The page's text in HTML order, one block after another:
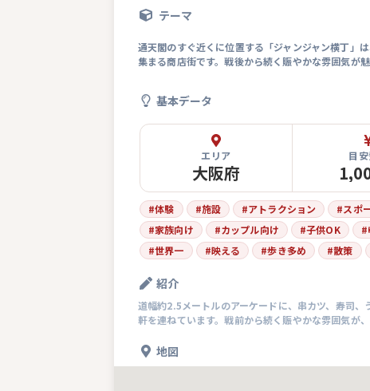
テーマ
通天閣のすぐ近くに位置する「ジャンジャン横丁」
集まる商店街です。戦後から続く賑やかな雰囲気が
基本データ
エリア
大阪府
目
#体験 #施設 #アトラクション #スポ
#家族向け #カップル向け #子供OK #
#世界一 #映える #歩き多め #散策
紹介
道幅約2.5メートルのアーケードに、串カツ、寿司
軒を連ねています。戦前から続く賑やかな雰囲気が
地図